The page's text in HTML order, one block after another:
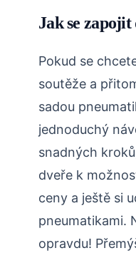
Jak se zapojit
Pokud se
soutěže a
sadou
jednoduchý
snadných
dveře k
ceny a ještě si
pneumatikami.
opravdu!